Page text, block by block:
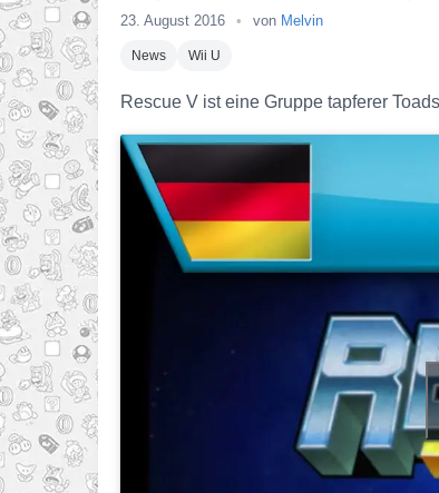
23. August 2016 • von Melvin
News Wii U
Rescue V ist eine Gruppe tapferer